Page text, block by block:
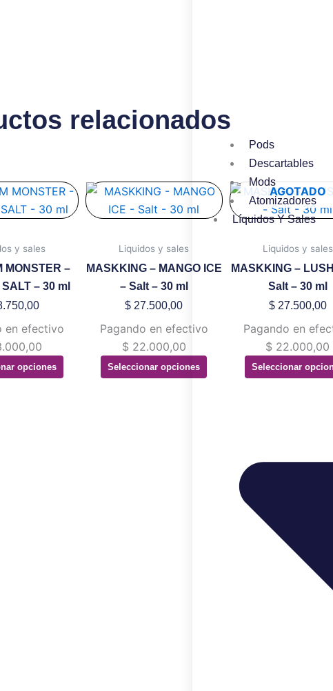
Pods
Descartables
Mods
Atomizadores
Líquidos Y Sales
relacionados
y sales
MONSTER –
– 30 ml
en efectivo
opciones
Este
producto
múltiples
variantes.
Las
pueden
elegir
en
Liquidos y sales
MASKKING – MANGO ICE
– Salt – 30 ml
$ 27.500,00
Pagando en efectivo
$ 22.000,00
Seleccionar opciones
Este
producto
múltiples
variantes.
Las
pueden
elegir
en
AGOTADO
Liquidos y sales
MASKKING –
Salt – 30 ml
$27.500,00
Pagando en
$ 22.000,00
Seleccionar
Este
tiene
Las
elegir
en